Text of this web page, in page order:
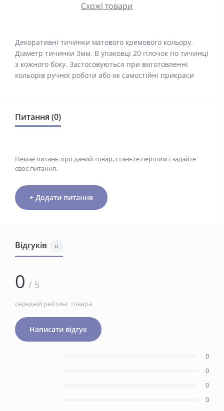
Схожі товари
Декоративні тичинки матового кремового кольору.
Діаметр тичинки 3мм. В упаковці 20 гілочок по тичинці
з кожного боку. Застосовуються при виготовленні
кольорів ручної роботи або як самостійні прикраси
Питання (0)
Немає питань про даний товар, станьте першим і задайте
своє питання.
+ Додати питання
Відгуків 0
0 / 5
середній рейтинг товара
Написати відгук
0
0
0
0